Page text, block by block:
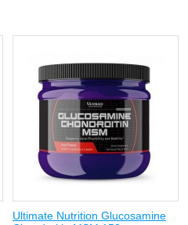
Ultimate Nutrition Glucosamine